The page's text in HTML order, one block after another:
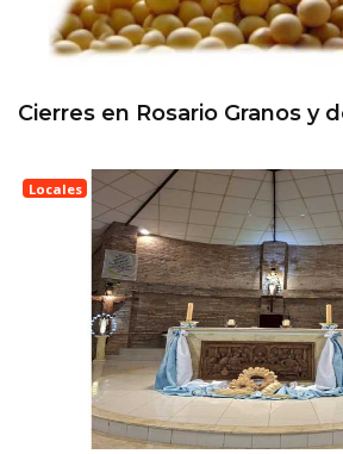
Cierres en Rosario Granos y
Locales
Esperanza